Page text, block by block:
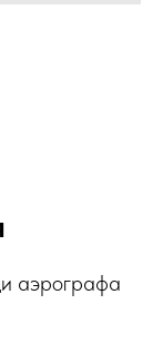
аэрографа